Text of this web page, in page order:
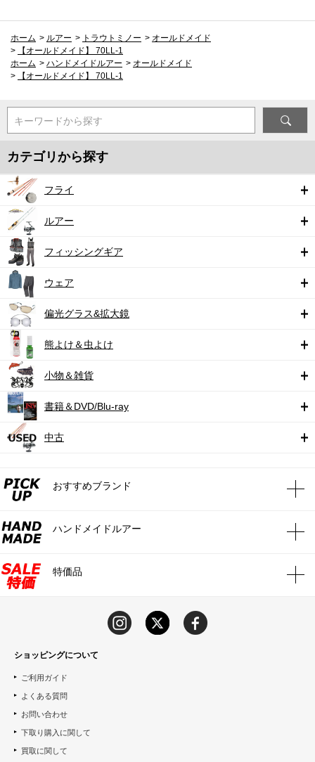
ホーム > ルアー > トラウトミノー > オールドメイド
>
【オールドメイド】 70LL-1
ホーム > ハンドメイドルアー > オールドメイド
>
【オールドメイド】 70LL-1
キーワードから探す
カテゴリから探す
フライ
ルアー
フィッシングギア
ウェア
偏光グラス&拡大鏡
熊よけ＆虫よけ
小物＆雑貨
書籍＆DVD/Blu-ray
中古
おすすめブランド
ハンドメイドルアー
特価品
ショッピングについて
ご利用ガイド
よくある質問
お問い合わせ
下取り購入に関して
買取に関して